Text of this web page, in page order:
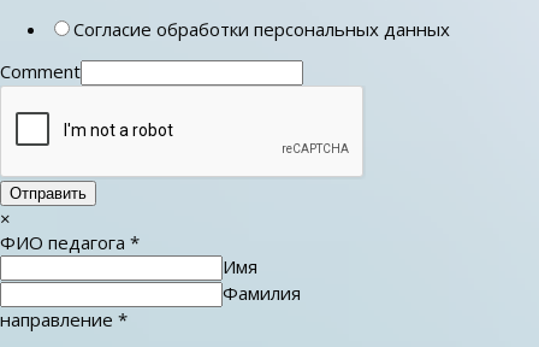
Согласие обработки персональных данных
Comment
Отправить
×
ФИО педагога *
Имя
Фамилия
направление *